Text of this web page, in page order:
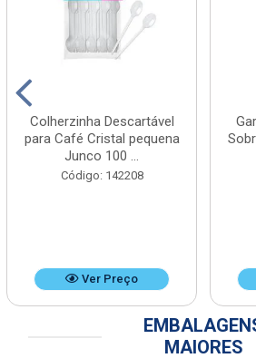
Colherzinha Descartável
para Café Cristal pequena
Junco 100 ...
Código: 142208
Ver Preço
MAIORES